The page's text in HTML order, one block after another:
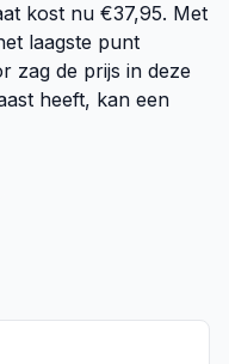
kost nu €37,95. Met
laagste punt
zag de prijs in deze
heeft, kan een